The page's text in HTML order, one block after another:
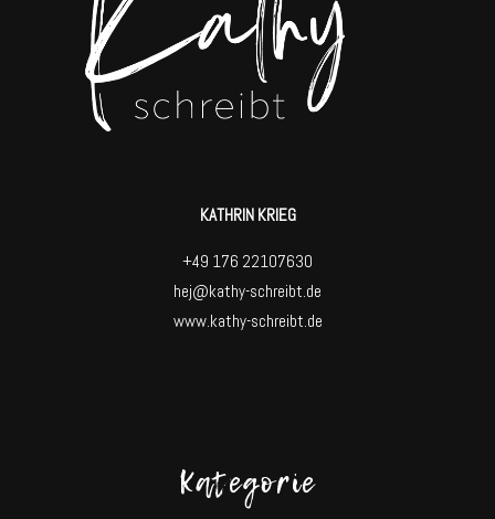
KATHRIN KRIEG
+49 176 22107630
hej@kathy-schreibt.de
www.kathy-schreibt.de
Kategorie